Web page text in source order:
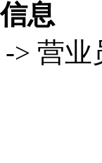
息
-> 营业